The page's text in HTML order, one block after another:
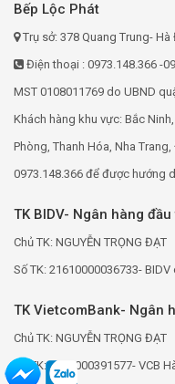
Bếp Lộc Phát
Trụ sở: 378 Quang Trung- Hà
Điện thoại : 0973.148.366 -
MST 0108011769 do UBND
Khách hàng khu vực: Bắc
Phòng, Thanh Hóa, Nha
0973.148.366 để được hướng
TK BIDV- Ngân hàng
Chủ TK: NGUYỄN TRỌNG ĐẠT
Số TK: 21610000036733- BIDV
TK VietcomBank- Ngân
Chủ TK: NGUYỄN TRỌNG ĐẠT
Số TK: 0691000391577- VCB